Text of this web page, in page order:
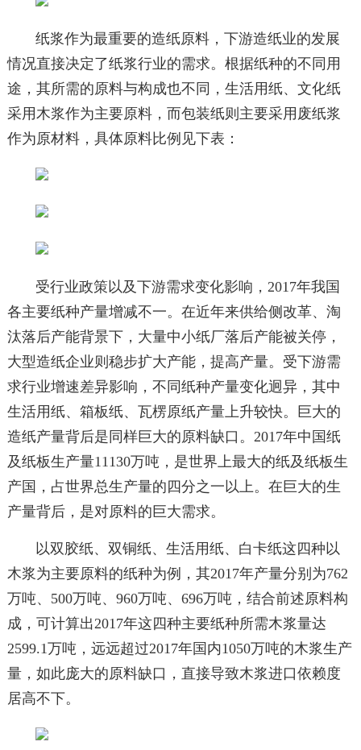
纸浆作为最重要的造纸原料，下游造纸业的发展
情况直接决定了纸浆行业的需求。根据纸种的不同用
途，其所需的原料与构成也不同，生活用纸、文化纸
采用木浆作为主要原料，而包装纸则主要采用废纸浆
作为原材料，具体原料比例见下表：
受行业政策以及下游需求变化影响，2017年我国
各主要纸种产量增减不一。在近年来供给侧改革、淘
汰落后产能背景下，大量中小纸厂落后产能被关停，
大型造纸企业则稳步扩大产能，提高产量。受下游需
求行业增速差异影响，不同纸种产量变化迥异，其中
生活用纸、箱板纸、瓦楞原纸产量上升较快。巨大的
造纸产量背后是同样巨大的原料缺口。2017年中国纸
及纸板生产量11130万吨，是世界上最大的纸及纸板生
产国，占世界总生产量的四分之一以上。在巨大的生
产量背后，是对原料的巨大需求。
以双胶纸、双铜纸、生活用纸、白卡纸这四种以
木浆为主要原料的纸种为例，其2017年产量分别为762
万吨、500万吨、960万吨、696万吨，结合前述原料构
成，可计算出2017年这四种主要纸种所需木浆量达
2599.1万吨，远远超过2017年国内1050万吨的木浆生产
量，如此庞大的原料缺口，直接导致木浆进口依赖度
居高不下。